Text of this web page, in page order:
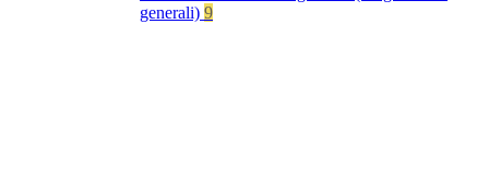
generali) 9